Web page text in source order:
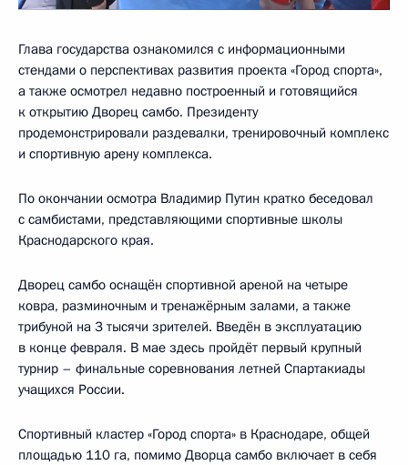
Глава государства ознакомился с информационными
стендами о перспективах развития проекта «Город спорта»,
а также осмотрел недавно построенный и готовящийся
к открытию Дворец самбо. Президенту
продемонстрировали раздевалки, тренировочный комплекс
и спортивную арену комплекса.
По окончании осмотра Владимир Путин кратко беседовал
с самбистами, представляющими спортивные школы
Краснодарского края.
Дворец самбо оснащён спортивной ареной на четыре
ковра, разминочным и тренажёрным залами, а также
трибуной на 3 тысячи зрителей. Введён в эксплуатацию
в конце февраля. В мае здесь пройдёт первый крупный
турнир – финальные соревнования летней Спартакиады
учащихся России.
Спортивный кластер «Город спорта» в Краснодаре, общей
площадью 110 га, помимо Дворца самбо включает в себя